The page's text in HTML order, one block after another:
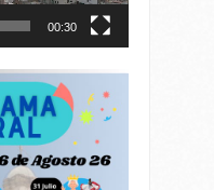
00:30